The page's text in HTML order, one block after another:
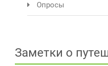
Опросы
Заметки о